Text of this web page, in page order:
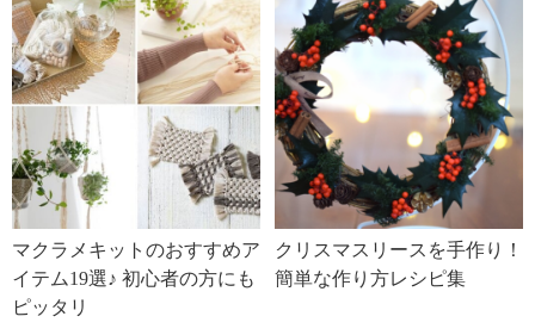
マクラメキットのおすすめア
イテム19選♪ 初心者の方にも
ピッタリ
クリスマスリースを手作り！
簡単な作り方レシピ集